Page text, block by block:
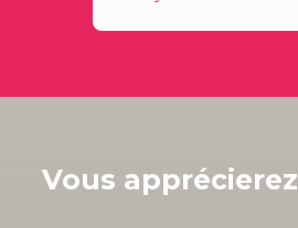
Vous apprécierez